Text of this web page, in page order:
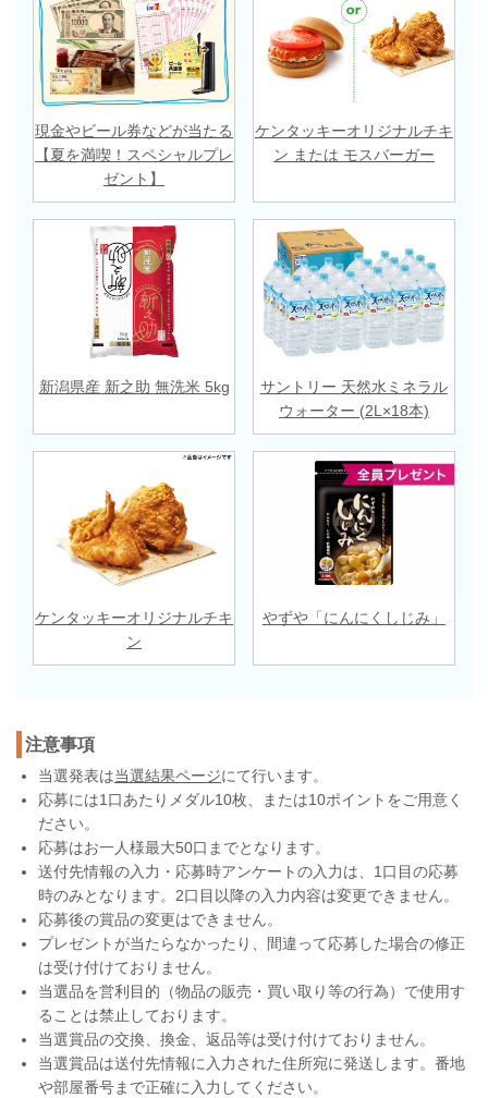
現金やビール券などが当たる
【夏を満喫！スペシャルプレ
ゼント】
ケンタッキーオリジナルチキ
ン または モスバーガー
新潟県産 新之助 無洗米 5kg
サントリー 天然水ミネラル
ウォーター (2L×18本)
ケンタッキーオリジナルチキ
ン
やずや「にんにくしじみ」
注意事項
当選発表は当選結果ページにて行います。
応募には1口あたりメダル10枚、または10ポイントをご用意く
ださい。
応募はお一人様最大50口までとなります。
送付先情報の入力・応募時アンケートの入力は、1口目の応募
時のみとなります。2口目以降の入力内容は変更できません。
応募後の賞品の変更はできません。
プレゼントが当たらなかったり、間違って応募した場合の修正
は受け付けておりません。
当選品を営利目的（物品の販売・買い取り等の行為）で使用す
ることは禁止しております。
当選賞品の交換、換金、返品等は受け付けておりません。
当選賞品は送付先情報に入力された住所宛に発送します。番地
や部屋番号まで正確に入力してください。